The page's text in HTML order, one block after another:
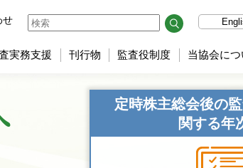
実務支援 刊行物 監査役制度 当協会につ
せ
定時株主総会後の
関する年